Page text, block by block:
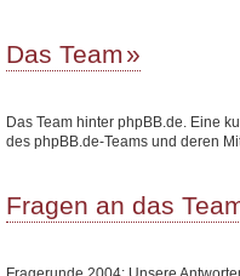
Das Team
Das Team hinter phpBB.de. Eine
des phpBB.de-Teams und deren
Fragen an das